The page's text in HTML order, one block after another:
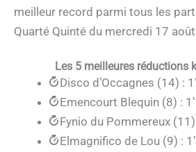
meilleur record parmi tous les
Quarté Quinté du mercredi 17
Les 5 meilleures réductions
Disco d’Occagnes (14) :
Emencourt Blequin (8) :
Fynio du Pommereux (11)
Elmagnifico de Lou (9) :